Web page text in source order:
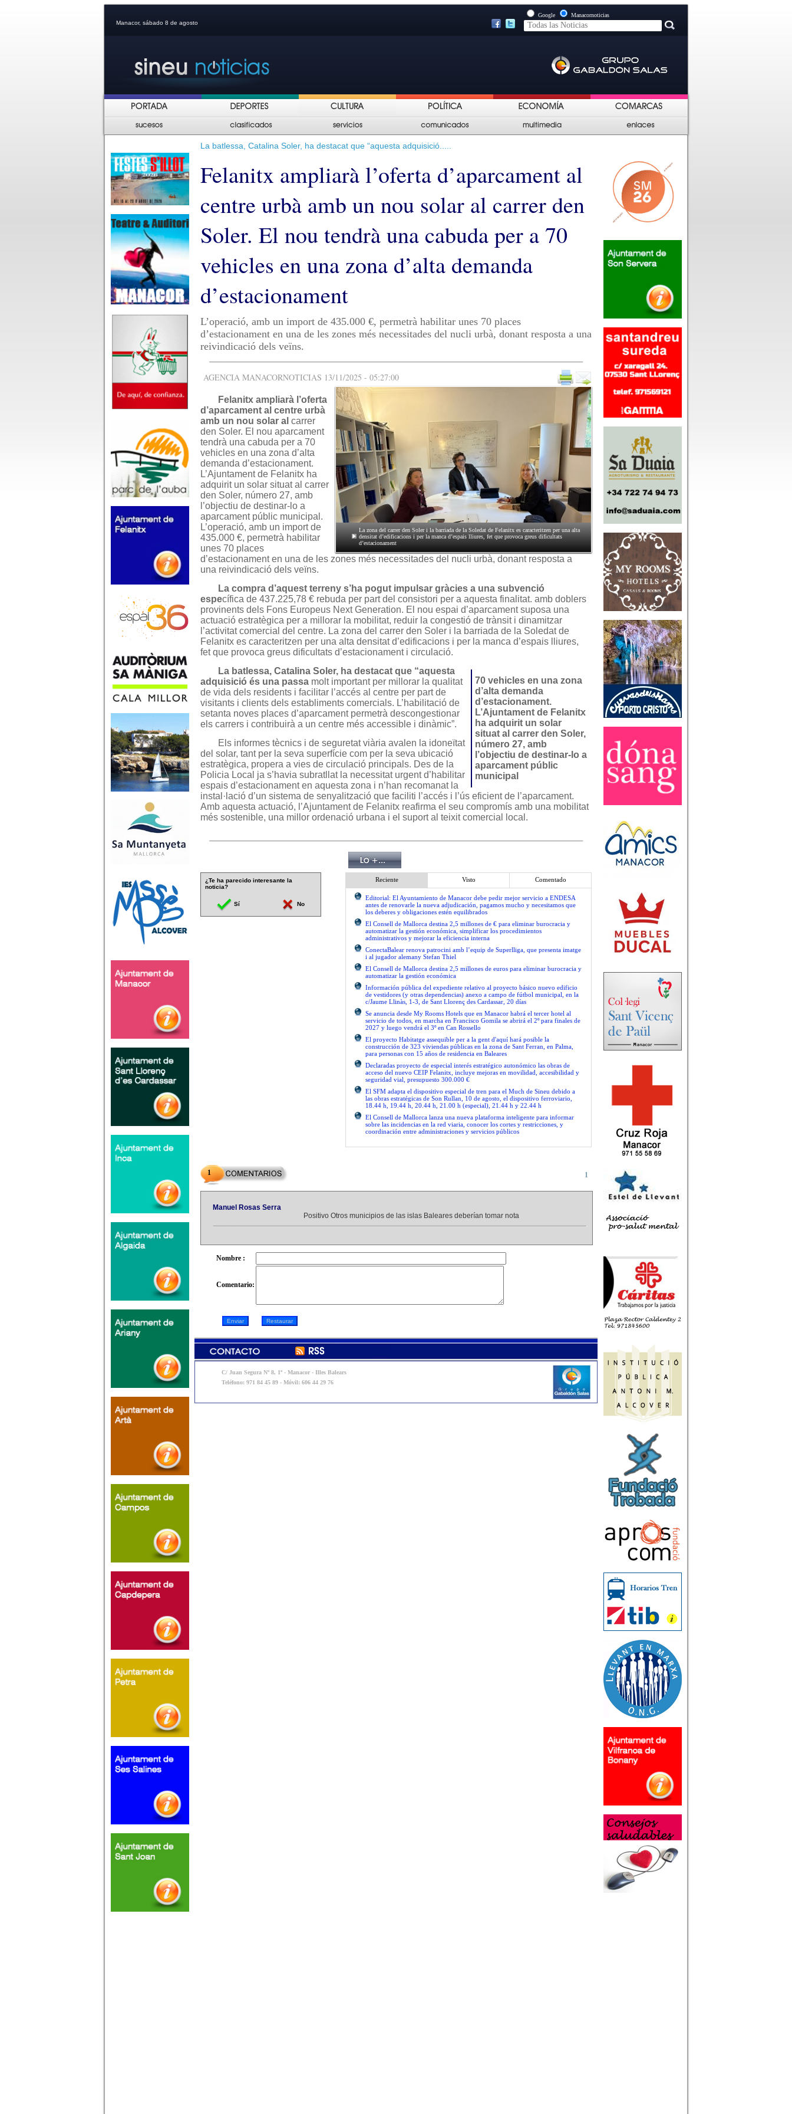
Manacor, sábado 8 de agosto
Google Manacornoticias
La batlessa, Catalina Soler, ha destacat que “aquesta adquisició.....
Felanitx ampliarà l’oferta d’aparcament al
centre urbà amb un nou solar al carrer den
Soler. El nou tendrà una cabuda per a 70
vehicles en una zona d’alta demanda
d’estacionament
L’operació, amb un import de 435.000 €, permetrà habilitar unes 70 places
d’estacionament en una de les zones més necessitades del nucli urbà, donant resposta a una
reivindicació dels veïns.
AGENCIA MANACORNOTICIAS 13/11/2025 - 05:27:00
La zona del carrer den Soler i la barriada de la Soledat de Felanitx es caracteritzen per una alta
densitat d’edificacions i per la manca d’espais lliures, fet que provoca greus dificultats
d’estacionament
Felanitx ampliarà l’oferta
d’aparcament al centre urbà
amb un nou solar al carrer
den Soler. El nou aparcament
tendrà una cabuda per a 70
vehicles en una zona d’alta
demanda d’estacionament.
L’Ajuntament de Felanitx ha
adquirit un solar situat al carrer
den Soler, número 27, amb
l’objectiu de destinar-lo a
aparcament públic municipal.
L’operació, amb un import de
435.000 €, permetrà habilitar
unes 70 places
d’estacionament en una de les zones més necessitades del nucli urbà, donant resposta a
una reivindicació dels veïns.
La compra d’aquest terreny s’ha pogut impulsar gràcies a una subvenció
específica de 437.225,78 € rebuda per part del consistori per a aquesta finalitat. amb doblers
provinents dels Fons Europeus Next Generation. El nou espai d’aparcament suposa una
actuació estratègica per a millorar la mobilitat, reduir la congestió de trànsit i dinamitzar
l’activitat comercial del centre. La zona del carrer den Soler i la barriada de la Soledat de
Felanitx es caracteritzen per una alta densitat d’edificacions i per la manca d’espais lliures,
fet que provoca greus dificultats d’estacionament i circulació.
70 vehicles en una zona
d’alta demanda
d’estacionament.
L’Ajuntament de Felanitx
ha adquirit un solar
situat al carrer den Soler,
número 27, amb
l’objectiu de destinar-lo a
aparcament públic
municipal
La batlessa, Catalina Soler, ha destacat que “aquesta
adquisició és una passa molt important per millorar la qualitat
de vida dels residents i facilitar l’accés al centre per part de
visitants i clients dels establiments comercials. L’habilitació de
setanta noves places d’aparcament permetrà descongestionar
els carrers i contribuirà a un centre més accessible i dinàmic”.
Els informes tècnics i de seguretat viària avalen la idoneïtat
del solar, tant per la seva superfície com per la seva ubicació
estratègica, propera a vies de circulació principals. Des de la
Policia Local ja s’havia subratllat la necessitat urgent d’habilitar
espais d’estacionament en aquesta zona i n’han recomanat la
instal·lació d’un sistema de senyalització que faciliti l’accés i l’ús eficient de l’aparcament.
Amb aquesta actuació, l’Ajuntament de Felanitx reafirma el seu compromís amb una mobilitat
més sostenible, una millor ordenació urbana i el suport al teixit comercial local.
¿Te ha parecido interesante la
noticia?
Sí No
Reciente Visto Comentado
Editorial: El Ayuntamiento de Manacor debe pedir mejor servicio a ENDESA
antes de renovarle la nueva adjudicación, pagamos mucho y necesitamos que
los deberes y obligaciones estén equilibrados
El Consell de Mallorca destina 2,5 millones de € para eliminar burocracia y
automatizar la gestión económica, simplificar los procedimientos
administrativos y mejorar la eficiencia interna
ConectaBalear renova patrocini amb l’equip de Superlliga, que presenta imatge
i al jugador alemany Stefan Thiel
El Consell de Mallorca destina 2,5 millones de euros para eliminar burocracia y
automatizar la gestión económica
Información pública del expediente relativo al proyecto básico nuevo edificio
de vestidores (y otras dependencias) anexo a campo de fútbol municipal, en la
c/Jaume Llinàs, 1-3, de Sant Llorenç des Cardassar, 20 días
Se anuncia desde My Rooms Hotels que en Manacor habrá el tercer hotel al
servicio de todos, en marcha en Francisco Gomila se abrirá el 2º para finales de
2027 y luego vendrá el 3º en Can Rossello
El proyecto Habitatge assequible per a la gent d'aquí hará posible la
construcción de 323 viviendas públicas en la zona de Sant Ferran, en Palma,
para personas con 15 años de residencia en Baleares
Declaradas proyecto de especial interés estratégico autonómico las obras de
acceso del nuevo CEIP Felanitx, incluye mejoras en movilidad, accesibilidad y
seguridad vial, presupuesto 300.000 €
El SFM adapta el dispositivo especial de tren para el Much de Sineu debido a
las obras estratégicas de Son Rullan, 10 de agosto, el dispositivo ferroviario,
18.44 h, 19.44 h, 20.44 h, 21.00 h (especial), 21.44 h y 22.44 h
El Consell de Mallorca lanza una nueva plataforma inteligente para informar
sobre las incidencias en la red viaria, conocer los cortes y restricciones, y
coordinación entre administraciones y servicios públicos
1 1
Manuel Rosas Serra
Positivo Otros municipios de las islas Baleares deberían tomar nota
Nombre :
Comentario:
C/ Juan Segura Nº 8, 1º - Manacor - Illes Balears
Teléfono: 971 84 45 89 - Móvil: 606 44 29 76